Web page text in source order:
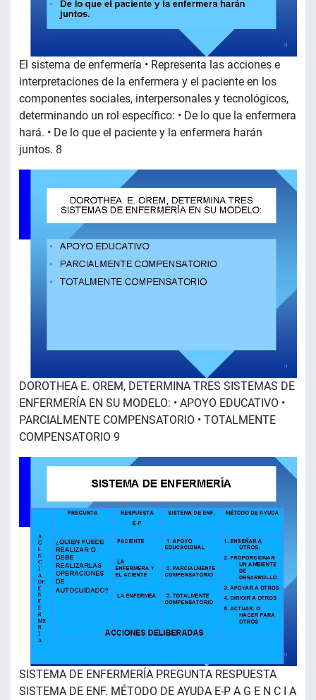
El sistema de enfermería • Representa las acciones e
interpretaciones de la enfermera y el paciente en los
componentes sociales, interpersonales y tecnológicos,
determinando un rol específico: • De lo que la enfermera
hará. • De lo que el paciente y la enfermera harán
juntos. 8
DOROTHEA E. OREM, DETERMINA TRES SISTEMAS DE
ENFERMERÍA EN SU MODELO: • APOYO EDUCATIVO •
PARCIALMENTE COMPENSATORIO • TOTALMENTE
COMPENSATORIO 9
SISTEMA DE ENFERMERÍA PREGUNTA RESPUESTA
SISTEMA DE ENF. MÉTODO DE AYUDA E-P A G E N C I A